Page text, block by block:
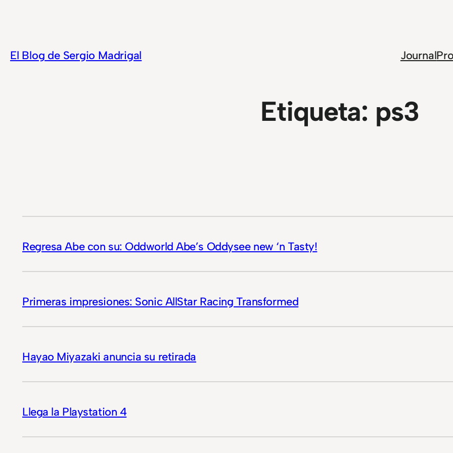
El Blog de Sergio Madrigal
Journal
Etiqueta: ps3
Regresa Abe con su: Oddworld Abe’s Oddysee new ‘n Tasty!
Primeras impresiones: Sonic AllStar Racing Transformed
Hayao Miyazaki anuncia su retirada
Llega la Playstation 4